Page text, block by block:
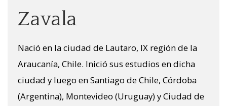
Zavala
Nació en la ciudad de Lautaro, IX región de la
Araucanía, Chile. Inició sus estudios en dicha
ciudad y luego en Santiago de Chile, Córdoba
(Argentina), Montevideo (Uruguay) y Ciudad de